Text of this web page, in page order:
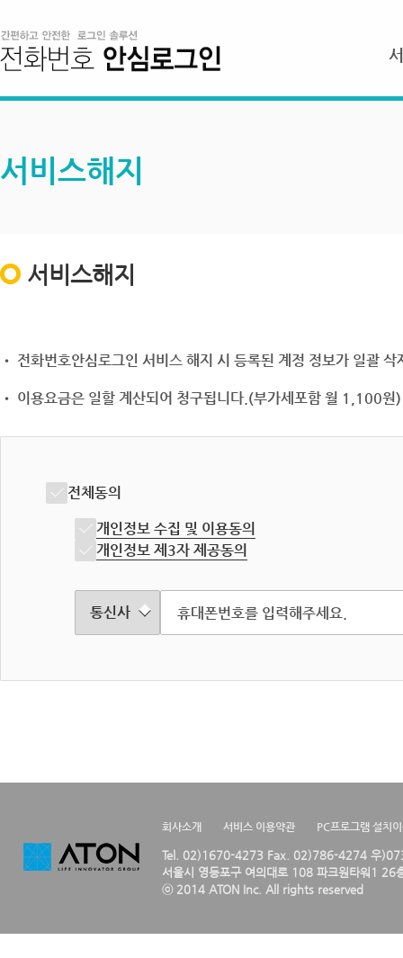
서비스해지
서비스해지
• 전화번호안심로그인 서비스 해지 시 등록된 계정 정보가 일괄
• 이용요금은 일할 계산되어 청구됩니다.(부가세포함 월 1,100원)
전체동의
개인정보 수집 및 이용동의
개인정보 제3자 제공동의
회사소개 서비스 이용약관 PC프로그램 설치
Tel. 02)1670-4273 Fax. 02)786-4274 우
서울시 영등포구 여의대로 108 파크원타워1 26
ⓒ 2014 ATON Inc. All rights reserved